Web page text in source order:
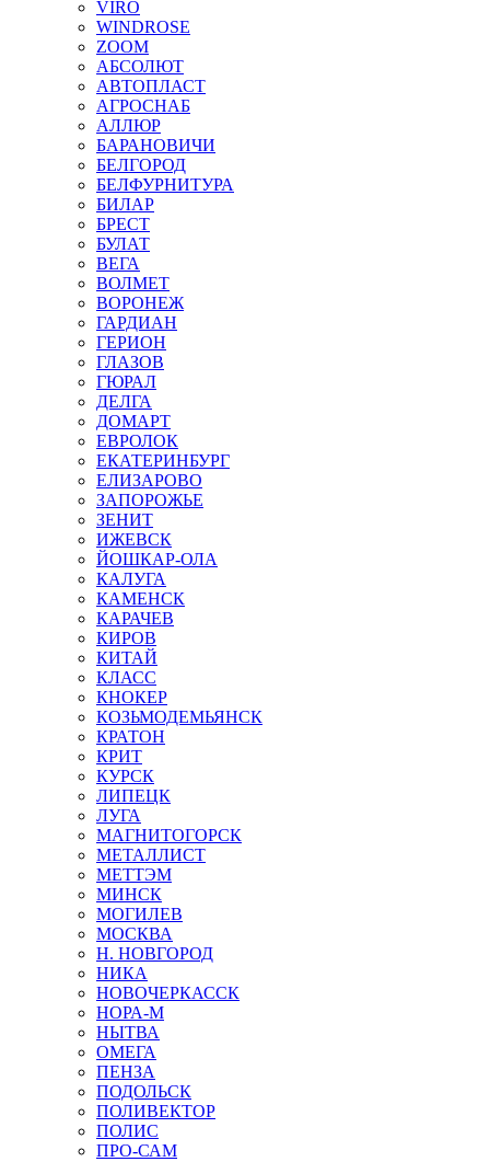
VIRO
WINDROSE
ZOOM
АБСОЛЮТ
АВТОПЛАСТ
АГРОСНАБ
АЛЛЮР
БАРАНОВИЧИ
БЕЛГОРОД
БЕЛФУРНИТУРА
БИЛАР
БРЕСТ
БУЛАТ
ВЕГА
ВОЛМЕТ
ВОРОНЕЖ
ГАРДИАН
ГЕРИОН
ГЛАЗОВ
ГЮРАЛ
ДЕЛГА
ДОМАРТ
ЕВРОЛОК
ЕКАТЕРИНБУРГ
ЕЛИЗАРОВО
ЗАПОРОЖЬЕ
ЗЕНИТ
ИЖЕВСК
ЙОШКАР-ОЛА
КАЛУГА
КАМЕНСК
КАРАЧЕВ
КИРОВ
КИТАЙ
КЛАСС
КНОКЕР
КОЗЬМОДЕМЬЯНСК
КРАТОН
КРИТ
КУРСК
ЛИПЕЦК
ЛУГА
МАГНИТОГОРСК
МЕТАЛЛИСТ
МЕТТЭМ
МИНСК
МОГИЛЕВ
МОСКВА
Н. НОВГОРОД
НИКА
НОВОЧЕРКАССК
НОРА-М
НЫТВА
ОМЕГА
ПЕНЗА
ПОДОЛЬСК
ПОЛИВЕКТОР
ПОЛИС
ПРО-САМ